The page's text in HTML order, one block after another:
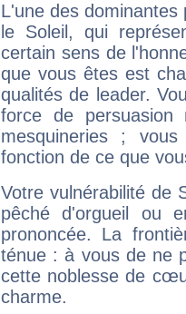
L'une des
le Soleil, qui
certain sens de
que vous êtes est
qualités de leader.
force de
mesquineries ;
fonction de ce que
Votre vulnérabilité de
pêché d'orgueil ou
prononcée. La
ténue : à vous de ne
cette noblesse de
charme.